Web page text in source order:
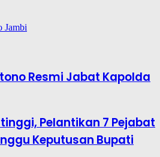
Jambi
Resmi Jabat Kapolda
Pelantikan 7 Pejabat
Keputusan Bupati